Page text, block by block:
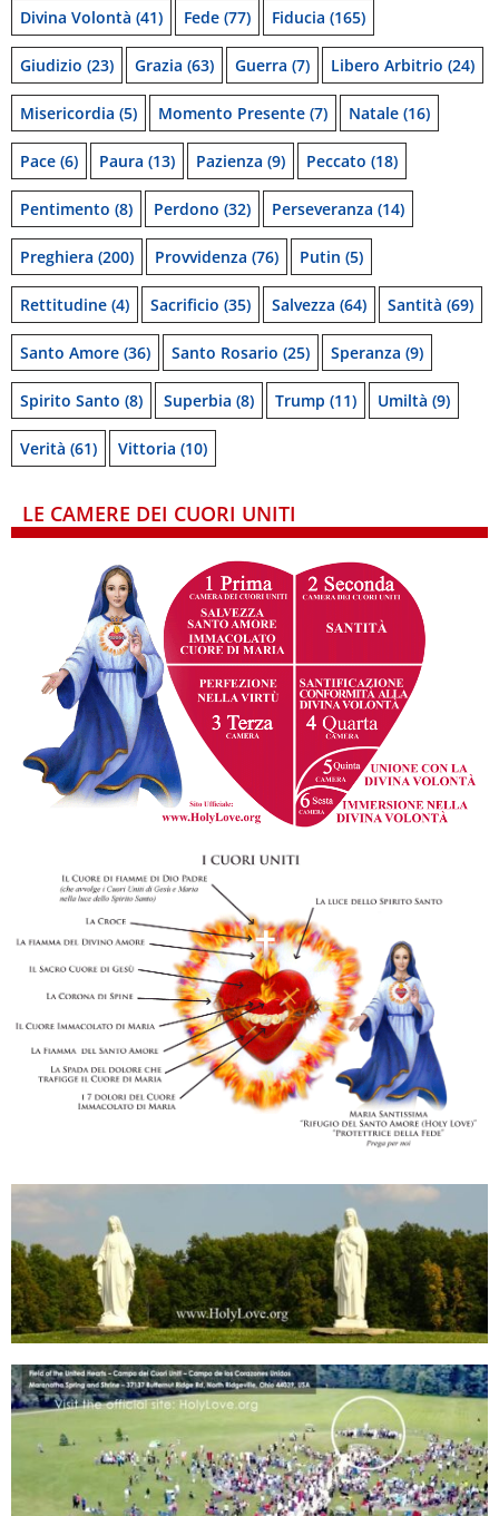
Divina Volontà (41) Fede (77) Fiducia (165)
Giudizio (23) Grazia (63) Guerra (7) Libero Arbitrio (24)
Misericordia (5) Momento Presente (7) Natale (16)
Pace (6) Paura (13) Pazienza (9) Peccato (18)
Pentimento (8) Perdono (32) Perseveranza (14)
Preghiera (200) Provvidenza (76) Putin (5)
Rettitudine (4) Sacrificio (35) Salvezza (64) Santità (69)
Santo Amore (36) Santo Rosario (25) Speranza (9)
Spirito Santo (8) Superbia (8) Trump (11) Umiltà (9)
Verità (61) Vittoria (10)
LE CAMERE DEI CUORI UNITI